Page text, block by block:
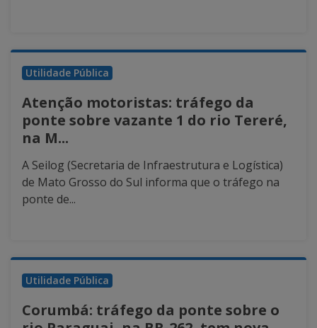
Utilidade Pública
Atenção motoristas: tráfego da
ponte sobre vazante 1 do rio Tereré,
na M...
A Seilog (Secretaria de Infraestrutura e Logística)
de Mato Grosso do Sul informa que o tráfego na
ponte de...
Utilidade Pública
Corumbá: tráfego da ponte sobre o